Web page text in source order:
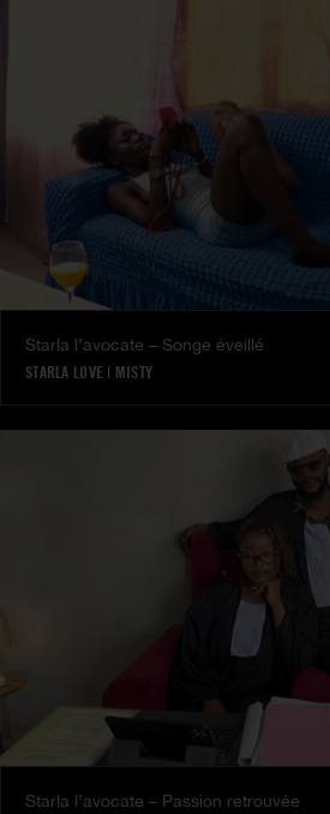
Starla l’avocate – Songe éveillé
STARLA LOVE | MISTY
Starla l’avocate – Passion retrouvée